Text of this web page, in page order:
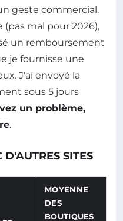
geste commercial.
mal pour 2026),
un remboursement
je fournisse une
J'ai envoyé la
sous 5 jours
un problème,
.
SITES
MOYENNE
DES
BOUTIQUES